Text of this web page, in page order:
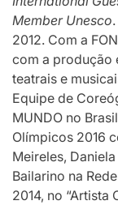
Member Unesco
2012. Com a
com a produção
teatrais e
Equipe de
MUNDO no
Olímpicos 2016
Meireles,
Bailarino na
2014, no “Artista